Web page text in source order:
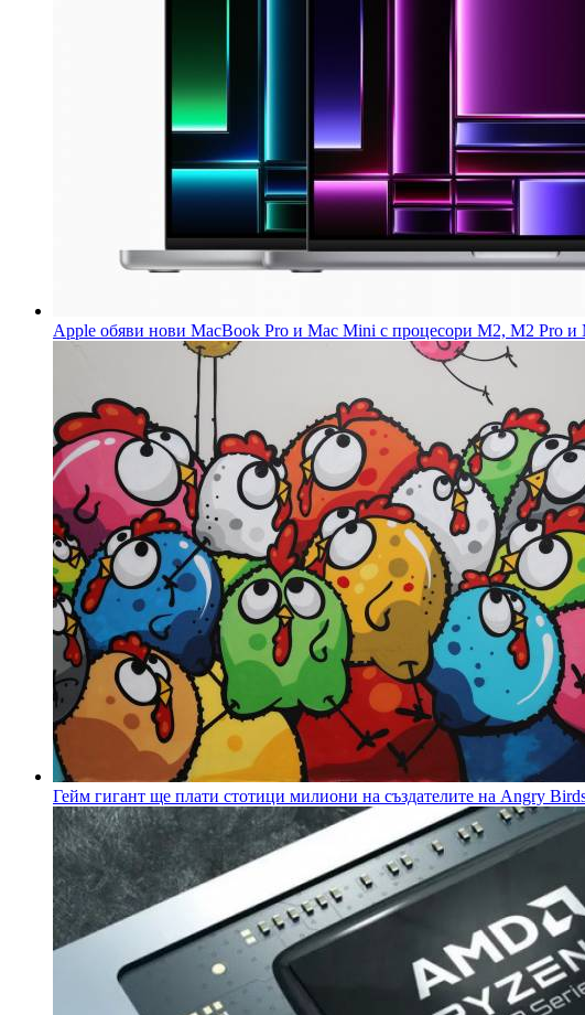
Apple обяви нови MacBook Pro и Mac Mini с процесори M2, M2 Pro и
Гейм гигант ще плати стотици милиони на създателите на Angry